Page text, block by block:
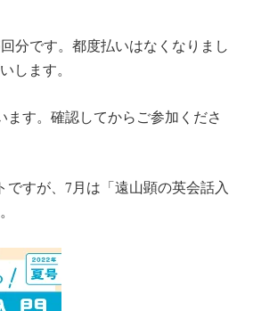
分です。都度払いはなくなりまし
します。
ます。確認してからご参加くださ
ですが、7月は「遠山顕の英会話入